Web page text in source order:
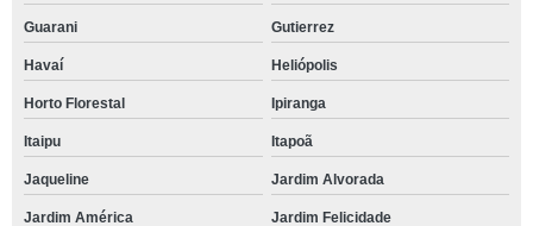
Guarani Gutierrez
Havaí Heliópolis
Horto Florestal Ipiranga
Itaipu Itapoã
Jaqueline Jardim Alvorada
Jardim América Jardim Felicidade